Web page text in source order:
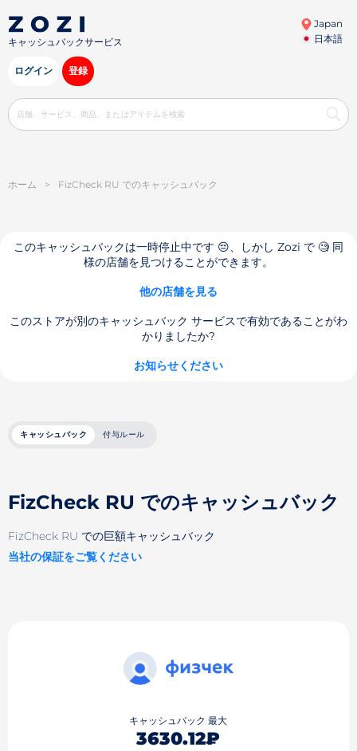
キャッシュバックサービス
Japan
日本語
ログイン 登録
ホーム > FizCheck RU でのキャッシュバック
このキャッシュバックは一時停止中です 😔、しかし Zozi で 🧐 同
様の店舗を見つけることができます。
他の店舗を見る
このストアが別のキャッシュバック サービスで有効であることがわ
かりましたか?
お知らせください
キャッシュバック 付与ルール
FizCheck RU でのキャッシュバック
FizCheck RU での巨額キャッシュバック
当社の保証をご覧ください
キャッシュバック 最大
3630.12₽